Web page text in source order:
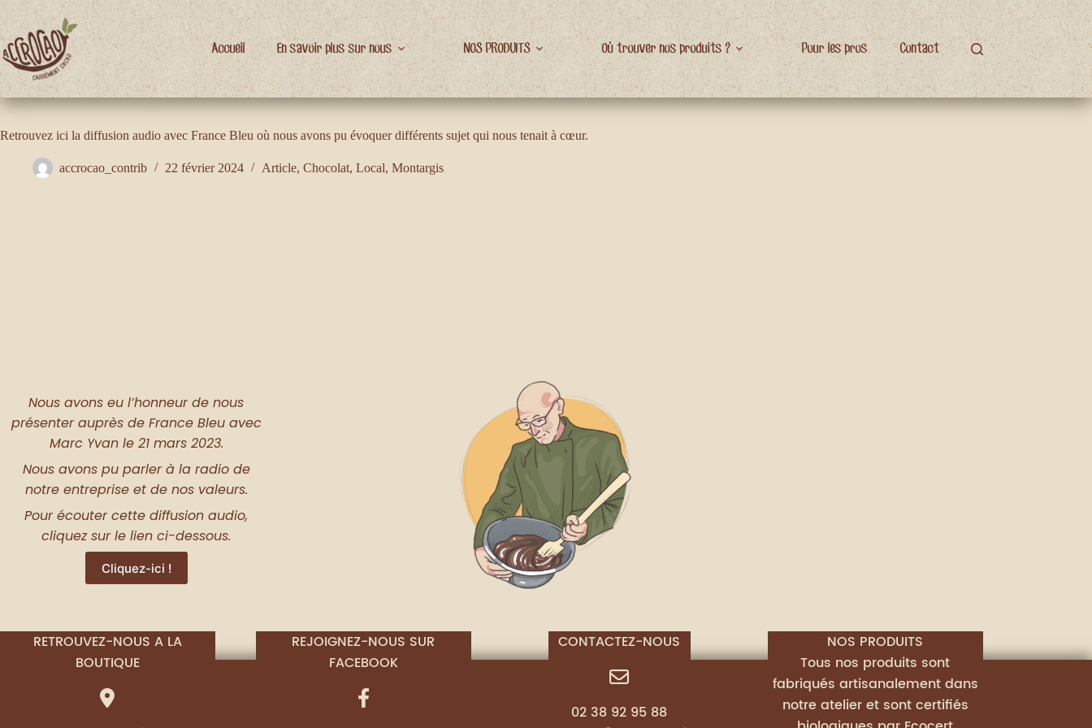
Passer
au
contenu
Accueil En savoir plus sur nous NOS PRODUITS Où trouver nos produits ? Pour les pros Contact
Article de France Bleu du 21 mars 2023
Retrouvez ici la diffusion audio avec France Bleu où nous avons pu évoquer différents sujet qui nous tenait à cœur.
accrocao_contrib 22 février 2024 Article, Chocolat, Local, Montargis
Nous avons eu l’honneur de nous
présenter auprès de France Bleu avec
Marc Yvan le 21 mars 2023.
Nous avons pu parler à la radio de
notre entreprise et de nos valeurs.
Pour écouter cette diffusion audio,
cliquez sur le lien ci-dessous.
Cliquez-ici !
RETROUVEZ-NOUS A LA
BOUTIQUE
REJOIGNEZ-NOUS SUR
FACEBOOK
CONTACTEZ-NOUS
02 38 92 95 88
NOS PRODUITS
Tous nos produits sont
fabriqués artisanalement dans
notre atelier et sont certifiés